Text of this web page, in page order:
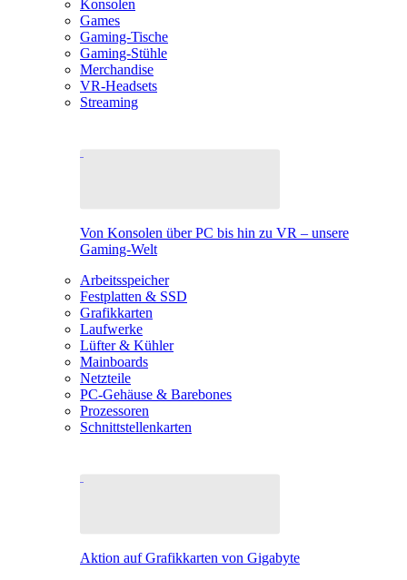
Konsolen
Games
Gaming-Tische
Gaming-Stühle
Merchandise
VR-Headsets
Streaming
Von Konsolen über PC bis hin zu VR – unsere
Gaming-Welt
Arbeitsspeicher
Festplatten & SSD
Grafikkarten
Laufwerke
Lüfter & Kühler
Mainboards
Netzteile
PC-Gehäuse & Barebones
Prozessoren
Schnittstellenkarten
Aktion auf Grafikkarten von Gigabyte